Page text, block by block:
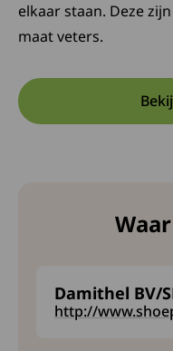
elkaar staan. Deze
maat veters.
Damithel BV/
http://
Deze link leidt